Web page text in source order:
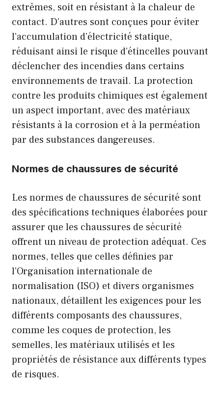
extrêmes, soit en résistant à la chaleur de
contact. D’autres sont conçues pour éviter
l’accumulation d’électricité statique,
réduisant ainsi le risque d’étincelles pouvant
déclencher des incendies dans certains
environnements de travail. La protection
contre les produits chimiques est également
un aspect important, avec des matériaux
résistants à la corrosion et à la perméation
par des substances dangereuses.
Normes de chaussures de sécurité
Les normes de chaussures de sécurité sont
des spécifications techniques élaborées pour
assurer que les chaussures de sécurité
offrent un niveau de protection adéquat. Ces
normes, telles que celles définies par
l’Organisation internationale de
normalisation (ISO) et divers organismes
nationaux, détaillent les exigences pour les
différents composants des chaussures,
comme les coques de protection, les
semelles, les matériaux utilisés et les
propriétés de résistance aux différents types
de risques.